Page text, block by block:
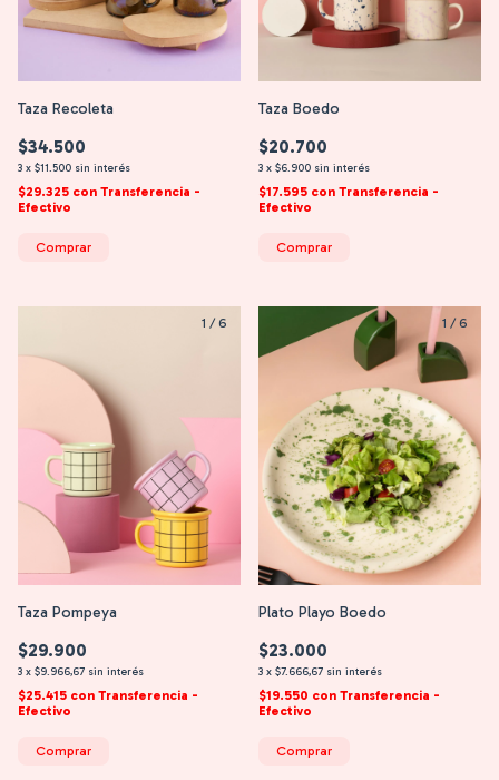
Taza Recoleta
$34.500
3 x $11.500 sin interés
$29.325 con Transferencia -
Efectivo
Comprar
Taza Boedo
$20.700
3 x $6.900 sin interés
$17.595 con Transferencia -
Efectivo
Comprar
1 /6
Taza Pompeya
$29.900
3 x $9.966,67 sin interés
$25.415 con Transferencia -
Efectivo
Comprar
1 /6
Plato Playo Boedo
$23.000
3 x $7.666,67 sin interés
$19.550 con Transferencia -
Efectivo
Comprar